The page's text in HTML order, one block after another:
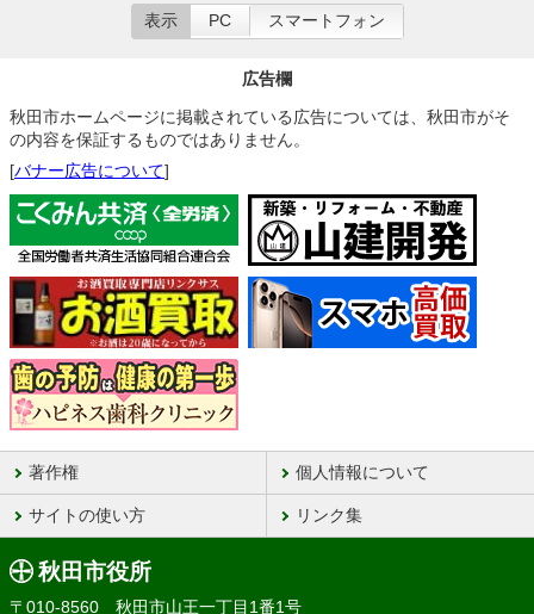
表示 PC スマートフォン
広告欄
秋田市ホームページに掲載されている広告については、秋田市がそ
の内容を保証するものではありません。
[バナー広告について]
著作権 個人情報について
サイトの使い方 リンク集
秋田市役所
〒010-8560 秋田市山王一丁目1番1号